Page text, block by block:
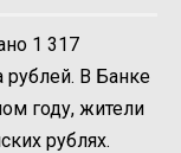
1 317
рублей. В Банке
году, жители
рублях.